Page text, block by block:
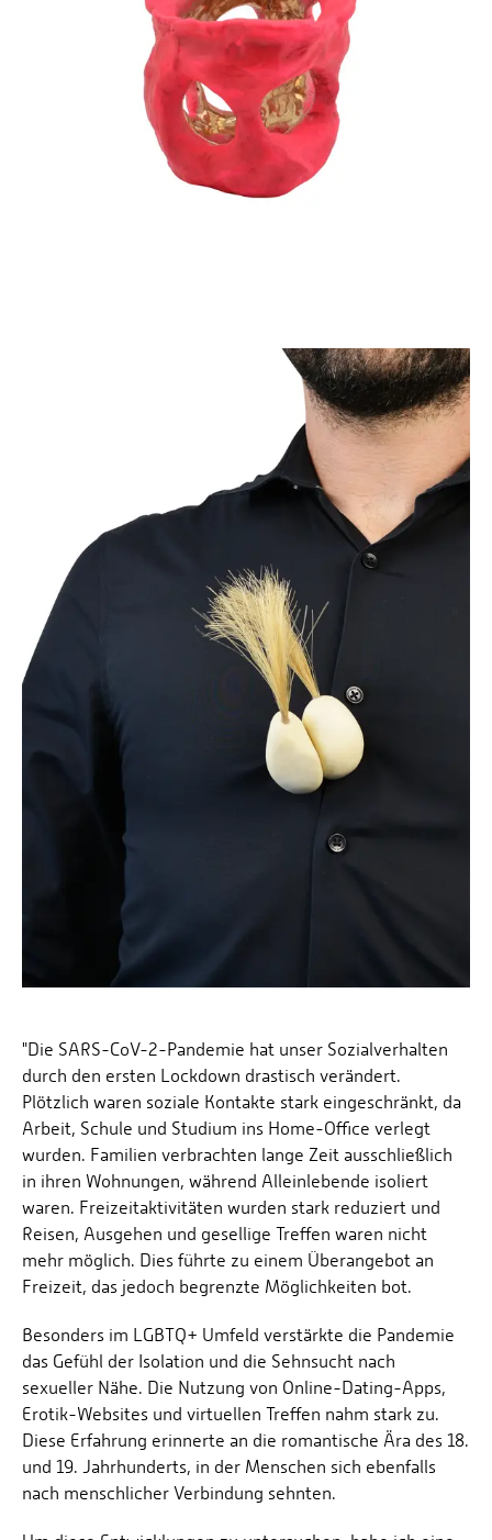
"Die SARS-CoV-2-Pandemie hat unser Sozialverhalten
durch den ersten Lockdown drastisch verändert.
Plötzlich waren soziale Kontakte stark eingeschränkt, da
Arbeit, Schule und Studium ins Home-Office verlegt
wurden. Familien verbrachten lange Zeit ausschließlich
in ihren Wohnungen, während Alleinlebende isoliert
waren. Freizeitaktivitäten wurden stark reduziert und
Reisen, Ausgehen und gesellige Treffen waren nicht
mehr möglich. Dies führte zu einem Überangebot an
Freizeit, das jedoch begrenzte Möglichkeiten bot.
Besonders im LGBTQ+ Umfeld verstärkte die Pandemie
das Gefühl der Isolation und die Sehnsucht nach
sexueller Nähe. Die Nutzung von Online-Dating-Apps,
Erotik-Websites und virtuellen Treffen nahm stark zu.
Diese Erfahrung erinnerte an die romantische Ära des 18.
und 19. Jahrhunderts, in der Menschen sich ebenfalls
nach menschlicher Verbindung sehnten.